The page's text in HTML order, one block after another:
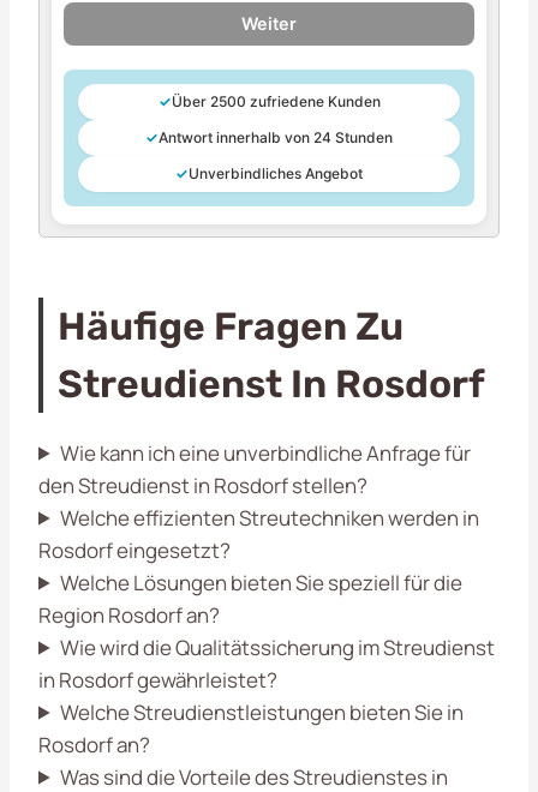
Weiter
✓Über 2500 zufriedene Kunden
✓Antwort innerhalb von 24 Stunden
✓Unverbindliches Angebot
Häufige Fragen Zu
Streudienst In Rosdorf
Wie kann ich eine unverbindliche Anfrage für
den Streudienst in Rosdorf stellen?
Welche effizienten Streutechniken werden in
Rosdorf eingesetzt?
Welche Lösungen bieten Sie speziell für die
Region Rosdorf an?
Wie wird die Qualitätssicherung im Streudienst
in Rosdorf gewährleistet?
Welche Streudienstleistungen bieten Sie in
Rosdorf an?
Was sind die Vorteile des Streudienstes in